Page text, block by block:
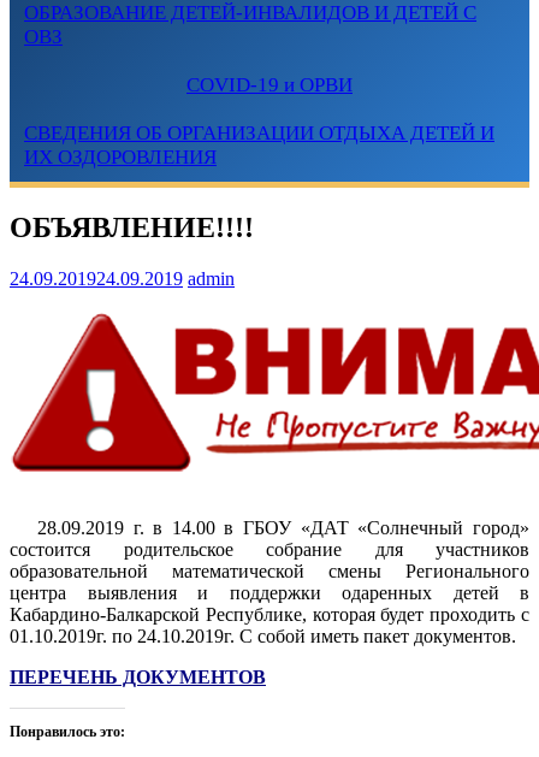
ОБРАЗОВАНИЕ ДЕТЕЙ-ИНВАЛИДОВ И ДЕТЕЙ С
ОВЗ
COVID-19 и ОРВИ
СВЕДЕНИЯ ОБ ОРГАНИЗАЦИИ ОТДЫХА ДЕТЕЙ И
ИХ ОЗДОРОВЛЕНИЯ
ОБЪЯВЛЕНИЕ!!!!
24.09.201924.09.2019 admin
28.09.2019 г. в 14.00 в ГБОУ «ДАТ «Солнечный город»
состоится родительское собрание для участников
образовательной математической смены Регионального
центра выявления и поддержки одаренных детей в
Кабардино-Балкарской Республике, которая будет проходить с
01.10.2019г. по 24.10.2019г. С собой иметь пакет документов.
ПЕРЕЧЕНЬ ДОКУМЕНТОВ
Понравилось это: